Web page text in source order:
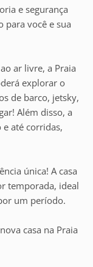
e segurança
você e sua
ar livre, a Praia
explorar o
de barco, jetsky,
Além disso, a
até corridas,
única! A casa
temporada, ideal
um período.
casa na Praia